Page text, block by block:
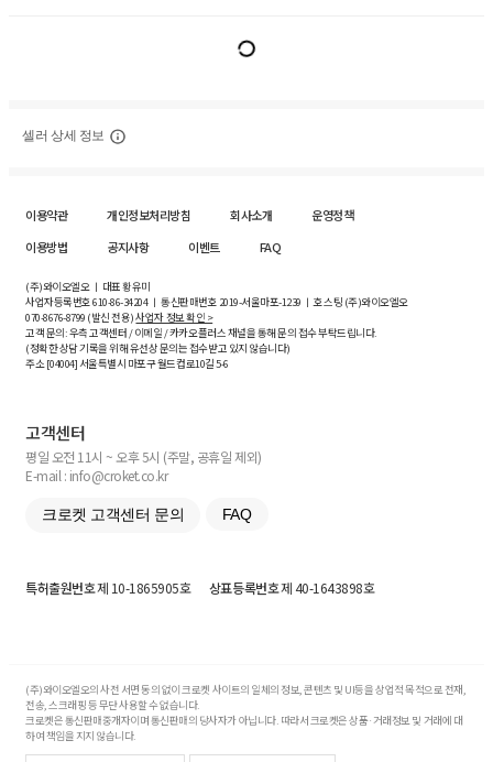
셀러 상세 정보
이용약관 개인정보처리방침 회사소개
운영정책
이용방법
공지사항 이벤트 FAQ
(주)와이오엘오 ㅣ 대표 황유미
사업자등록번호610-86-34204ㅣ 통신판매번호 2019-서울마포-1239 ㅣ 호스팅 (주)와이오엘오
070-8676-8799 (발신 전용)사업자 정보 확인 >
고객 문의: 우측 고객센터 / 이메일 / 카카오플러스 채널을 통해 문의 접수 부탁드립니다.
(정확한 상담 기록을 위해 유선상 문의는 접수받고 있지 않습니다)
주소 [04004] 서울특별시 마포구 월드컵로10길5-6
고객센터
평일 오전 11시 ~ 오후 5시 (주말, 공휴일 제외)
E-mail : info@croket.co.kr
크로켓 고객센터 문의 FAQ
특허출원번호제 10-1865905호 상표등록번호제 40-1643898호
(주)와이오엘오의 사전 서면 동의 없이 크로켓 사이트의 일체의 정보, 콘텐츠 및 UI등을 상업적 목적으로 전재,
전송, 스크래핑 등 무단 사용할 수 없습니다.
크로켓은 통신판매중개자이며 통신판매의 당사자가 아닙니다. 따라서 크로켓은 상품·거래정보 및 거래에 대
하여 책임을 지지 않습니다.